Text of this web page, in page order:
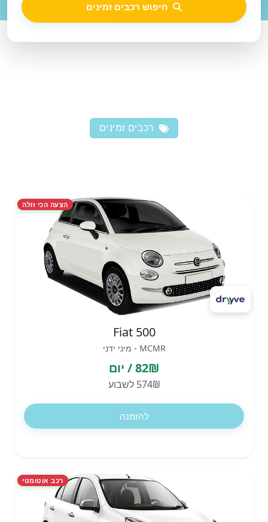
חיפוש רכבים זמינים
רכבים זמינים
הצעה הכי זולה
Fiat 500
MCMR - מיני ידני
82₪ / יום
574₪ לשבוע
להזמנה
רכב אוטומטי